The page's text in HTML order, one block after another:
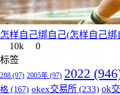
怎样自己绑自己(怎样自己
10k
0
标签
288 (97) 2005年 (97) 2022
格 (167) okex交易所 (233) ok